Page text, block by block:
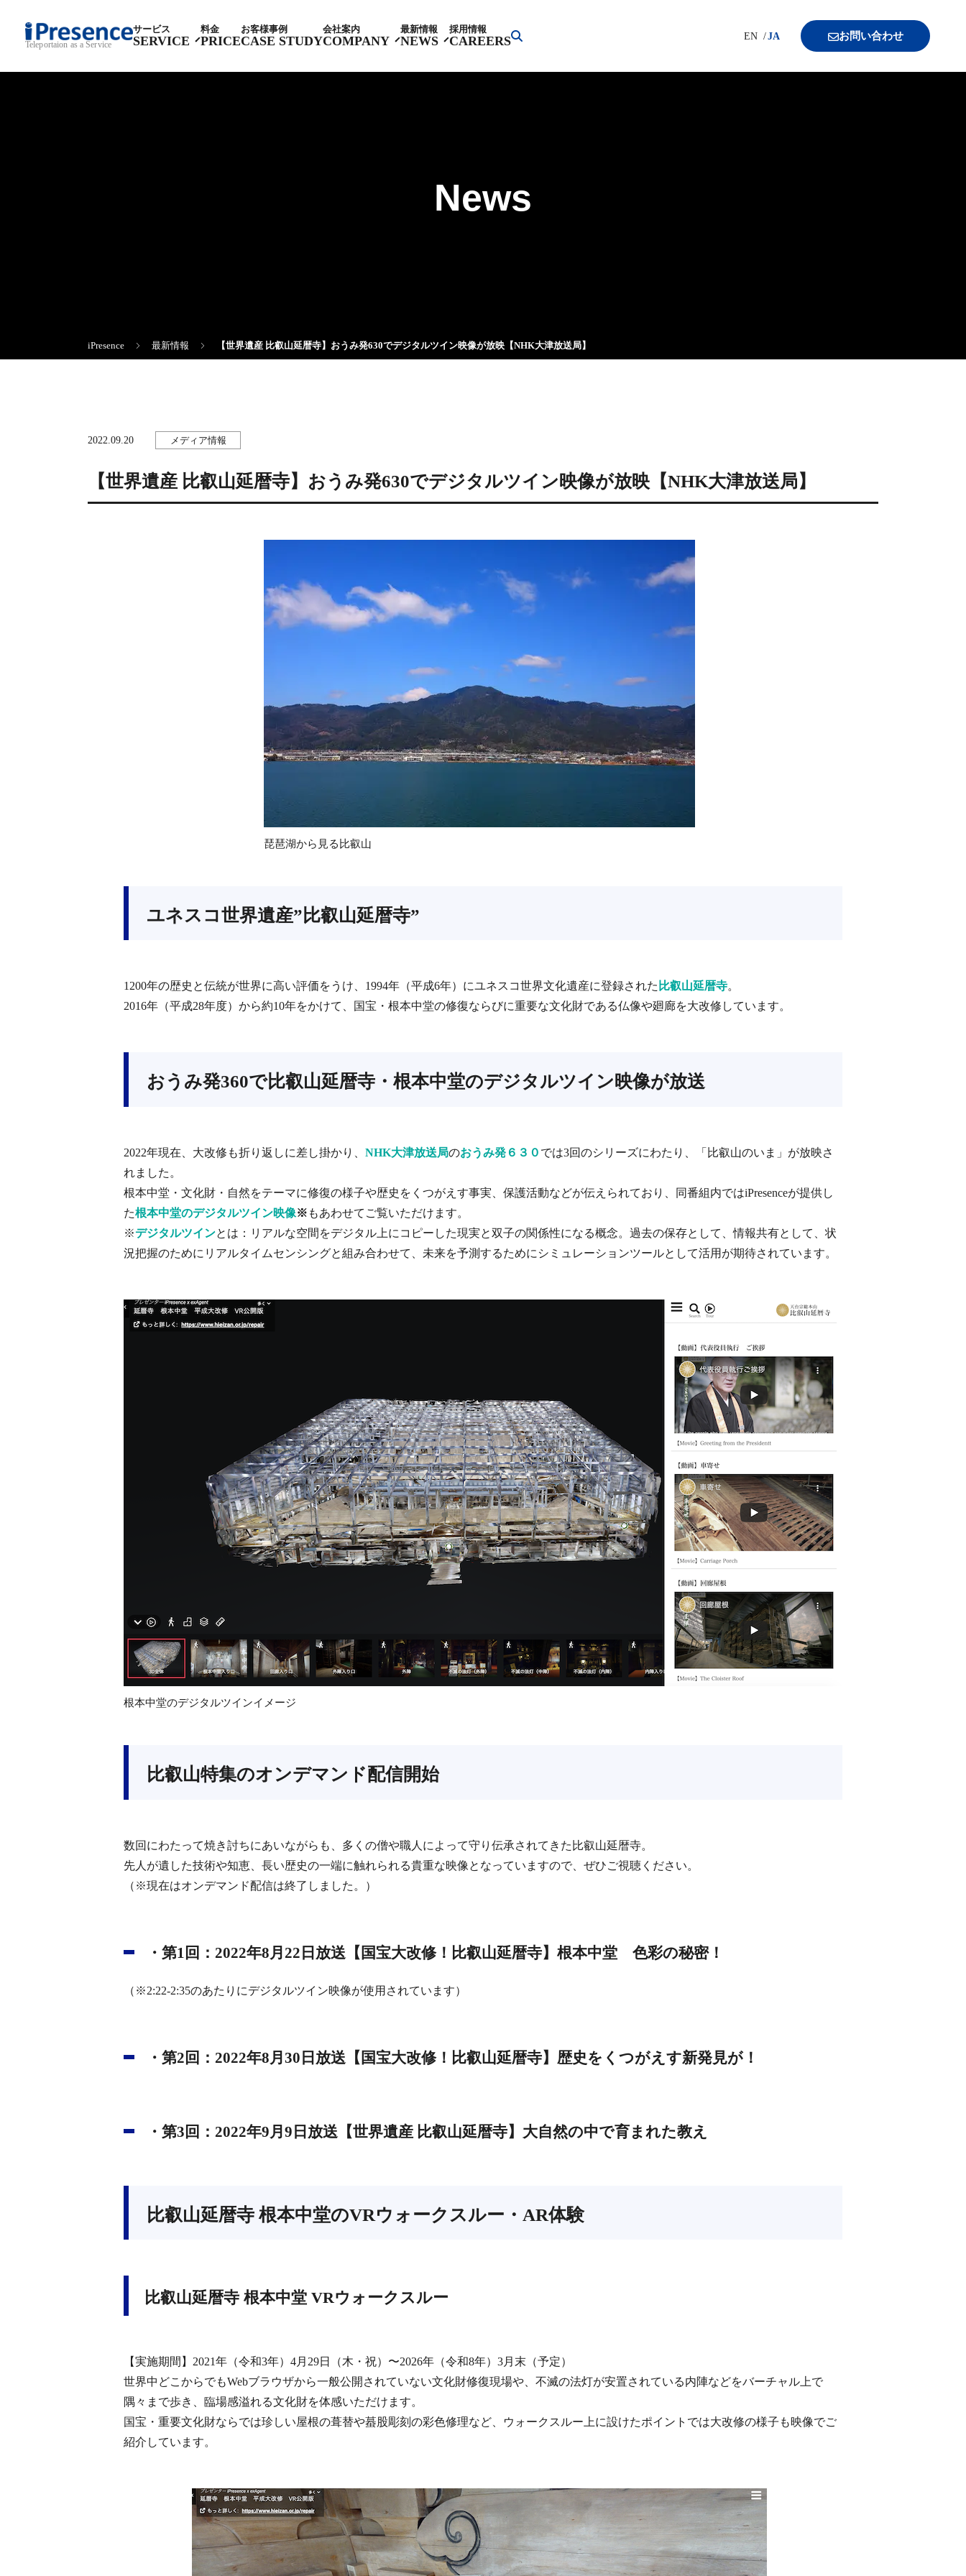
Teleportaion as a Service
サービス
SERVICE
料金
PRICE
お客様事例
CASE STUDY
会社案内
COMPANY
最新情報
NEWS
採用情報
CAREERS EN JA お問い合わせ
News
iPresence 最新情報 【世界遺産 比叡山延暦寺】おうみ発630でデジタルツイン映像が放映【NHK大津放送局】
2022.09.20 メディア情報
【世界遺産 比叡山延暦寺】おうみ発630でデジタルツイン映像が放映【NHK大津放送局】
琵琶湖から見る比叡山
ユネスコ世界遺産”比叡山延暦寺”
1200年の歴史と伝統が世界に高い評価をうけ、1994年（平成6年）にユネスコ世界文化遺産に登録された 比叡山延暦寺。
2016年（平成28年度）から約10年をかけて、国宝・根本中堂の修復ならびに重要な文化財である仏像や廻廊を大改修しています。
おうみ発360で比叡山延暦寺・根本中堂のデジタルツイン映像が放送
2022年現在、大改修も折り返しに差し掛かり、 NHK大津放送局のおうみ発６３０ では3回のシリーズにわたり、「比叡山のいま」が放映さ
れました。
根本中堂・文化財・自然をテーマに修復の様子や歴史をくつがえす事実、保護活動などが伝えられており、同番組内ではiPresenceが提供し
た根本中堂のデジタルツイン映像※ もあわせてご覧いただけます。
※デジタルツインとは：リアルな空間をデジタル上にコピーした現実と双子の関係性になる概念。過去の保存として、情報共有として、状
況把握のためにリアルタイムセンシングと組み合わせて、未来を予測するためにシミュレーションツールとして活用が期待されています。
根本中堂のデジタルツインイメージ
比叡山特集のオンデマンド配信開始
数回にわたって焼き討ちにあいながらも、多くの僧や職人によって守り伝承されてきた比叡山延暦寺。
先人が遺した技術や知恵、長い歴史の一端に触れられる貴重な映像となっていますので、ぜひご視聴ください。
（※現在はオンデマンド配信は終了しました。）
・第1回：2022年8月22日放送【国宝大改修！比叡山延暦寺】根本中堂 色彩の秘密！
（※2:22-2:35のあたりにデジタルツイン映像が使用されています）
・第2回：2022年8月30日放送【国宝大改修！比叡山延暦寺】歴史をくつがえす新発見が！
・第3回：2022年9月9日放送【世界遺産 比叡山延暦寺】大自然の中で育まれた教え
比叡山延暦寺 根本中堂のVRウォークスルー・AR体験
比叡山延暦寺 根本中堂 VRウォークスルー
【実施期間】2021年（令和3年）4月29日（木・祝）〜2026年（令和8年）3月末（予定）
世界中どこからでもWebブラウザから⼀般公開されていない文化財修復現場や、不滅の法灯が安置されている内陣などをバーチャル上で
隅々まで歩き、臨場感溢れる文化財を体感いただけます。
国宝・重要文化財ならでは珍しい屋根の葺替や蟇股彫刻の彩色修理など、ウォークスルー上に設けたポイントでは大改修の様子も映像でご
紹介しています。